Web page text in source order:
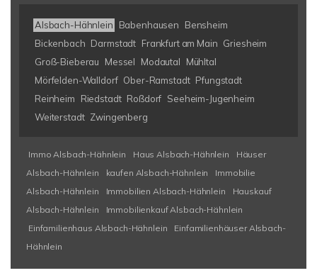
Alsbach-Hähnlein Babenhausen
Bensheim
Bickenbach Darmstadt Frankfurt am Main Griesheim
Groß-Bieberau
Messel Modautal
Mühltal
Mörfelden-Walldorf Ober-Ramstadt Pfungstadt
Reinheim
Riedstadt Roßdorf Seeheim-Jugenheim
Weiterstadt Zwingenberg
Immo Alsbach-Hähnlein Haus Alsbach-Hähnlein
Häuser
Alsbach-Hähnlein
kaufen Alsbach-Hähnlein
Immobilie
Alsbach-Hähnlein
Immobilien Alsbach-Hähnlein
Hauskauf
Alsbach-Hähnlein
Immobilienkauf Alsbach-Hähnlein
Einfamilienhaus Alsbach-Hähnlein
Einfamilienhäuser Alsbach-
Hähnlein